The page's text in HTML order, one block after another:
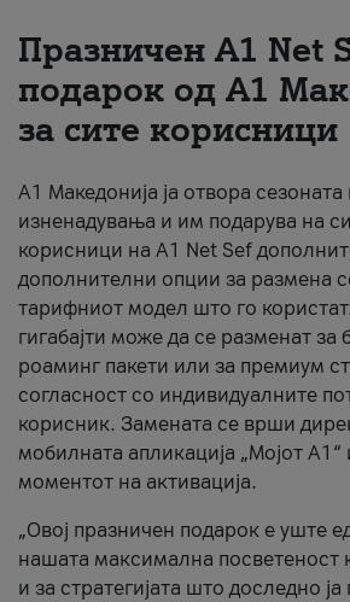
За нас
#ПодобарОнлајн
Празничен A1 Net
подарок од А1
за сите корисници
А1 Македонија ја отвора
изненадувања и им подарува на
корисници на A1 Net Sef
дополнителни опции за размена
тарифниот модел што го
гигабајти може да се разменат за
роаминг пакети или за премиум
согласност со индивидуалните
корисник. Замената се врши
мобилната апликација „Мојот
моментот на активација.
„Овој празничен подарок е уште
нашата максимална посветеност
и за стратегијата што доследно